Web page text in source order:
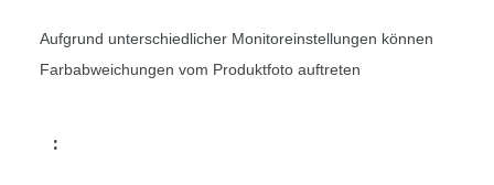
Aufgrund unterschiedlicher Monitoreinstellungen können
Farbabweichungen vom Produktfoto auftreten
: